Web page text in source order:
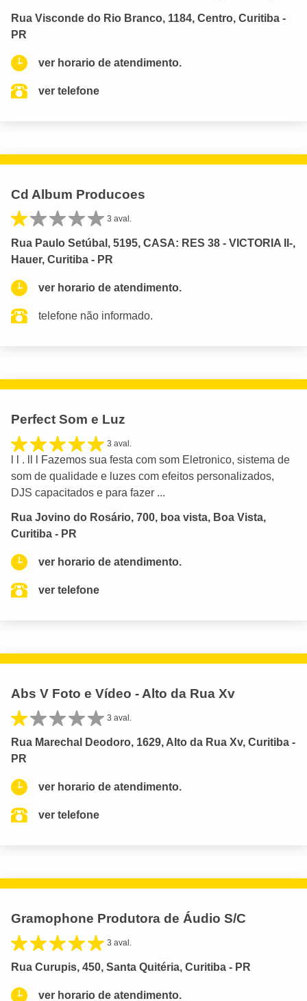
Rua Visconde do Rio Branco, 1184, Centro, Curitiba -
PR
ver horario de atendimento.
ver telefone
Cd Album Producoes
3 aval.
Rua Paulo Setúbal, 5195, CASA: RES 38 - VICTORIA II-,
Hauer, Curitiba - PR
ver horario de atendimento.
telefone não informado.
Perfect Som e Luz
3 aval.
l l . ll l Fazemos sua festa com som Eletronico, sistema de
som de qualidade e luzes com efeitos personalizados,
DJS capacitados e para fazer ...
Rua Jovino do Rosário, 700, boa vista, Boa Vista,
Curitiba - PR
ver horario de atendimento.
ver telefone
Abs V Foto e Vídeo - Alto da Rua Xv
3 aval.
Rua Marechal Deodoro, 1629, Alto da Rua Xv, Curitiba -
PR
ver horario de atendimento.
ver telefone
Gramophone Produtora de Áudio S/C
3 aval.
Rua Curupis, 450, Santa Quitéria, Curitiba - PR
ver horario de atendimento.